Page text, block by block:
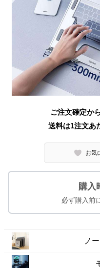
ご注文確定か
送料は1注文あ
お気
購入
必ず購入前
ノ